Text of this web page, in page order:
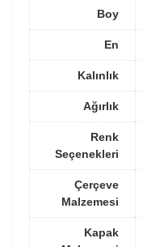
Boy
En
Kalınlık
Ağırlık
Renk
Seçenekleri
Çerçeve
Malzemesi
Kapak